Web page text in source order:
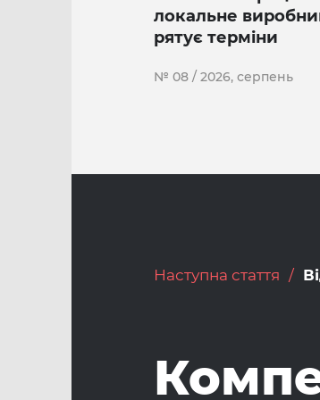
локальне
рятує терміни
№ 08 / 2026, серпень
Наступна стаття